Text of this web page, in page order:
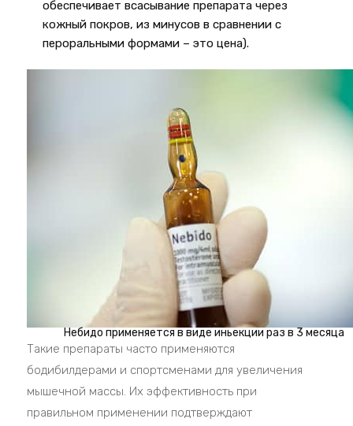
обеспечивает всасывание препарата через
кожный покров, из минусов в сравнении с
пероральными формами – это цена).
Небидо применяется в виде иньекции раз в 3 месяца
Такие препараты часто применяются
бодибилдерами и спортсменами для увеличения
мышечной массы. Их эффективность при
правильном применении подтверждают